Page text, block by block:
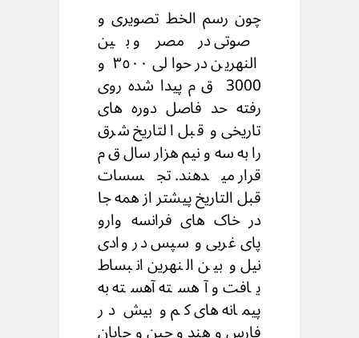
چون رسم الخط تصویری و
صوتی در مصر و بین
النهرین در حوالی ٣٥٠٠ و
3000 ق م پیدا شده روی
رفته حد فاصل دوره های
تاریخی و قبل التاریخ شرق
را به سه و نیم هزار سال ق م
قرار میدهند. تجسسات
قبل التاریخ پیشتر از همه جا
در خاک های فرانسه وارو
پای غربی و سپس در وادی
نیل و بین النهرین انبساط
یافت و آهسته آهسته به
پیمانه های کم و بیش در